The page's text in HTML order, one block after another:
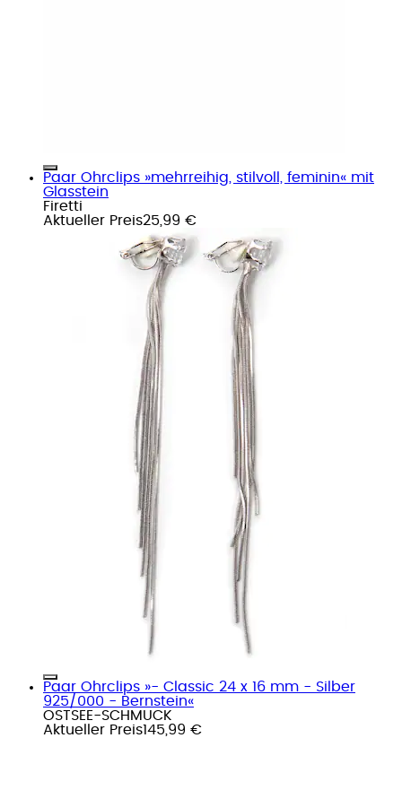
Paar Ohrclips »mehrreihig, stilvoll, feminin« mit
Glasstein
Firetti
Aktueller Preis25,99 €
Paar Ohrclips »- Classic 24 x 16 mm - Silber
925/000 - Bernstein«
OSTSEE-SCHMUCK
Aktueller Preis145,99 €